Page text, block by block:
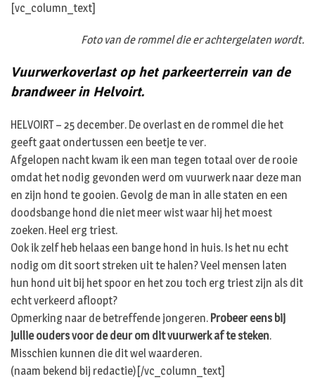
[vc_column_text]
Foto van de rommel die er achtergelaten wordt.
Vuurwerkoverlast op het parkeerterrein van de
brandweer in Helvoirt.
HELVOIRT – 25 december. De overlast en de rommel die het
geeft gaat ondertussen een beetje te ver.
Afgelopen nacht kwam ik een man tegen totaal over de rooie
omdat het nodig gevonden werd om vuurwerk naar deze man
en zijn hond te gooien. Gevolg de man in alle staten en een
doodsbange hond die niet meer wist waar hij het moest
zoeken. Heel erg triest.
Ook ik zelf heb helaas een bange hond in huis. Is het nu echt
nodig om dit soort streken uit te halen? Veel mensen laten
hun hond uit bij het spoor en het zou toch erg triest zijn als dit
echt verkeerd afloopt?
Opmerking naar de betreffende jongeren. Probeer eens bij
jullie ouders voor de deur om dit vuurwerk af te steken.
Misschien kunnen die dit wel waarderen.
(naam bekend bij redactie)[/vc_column_text]